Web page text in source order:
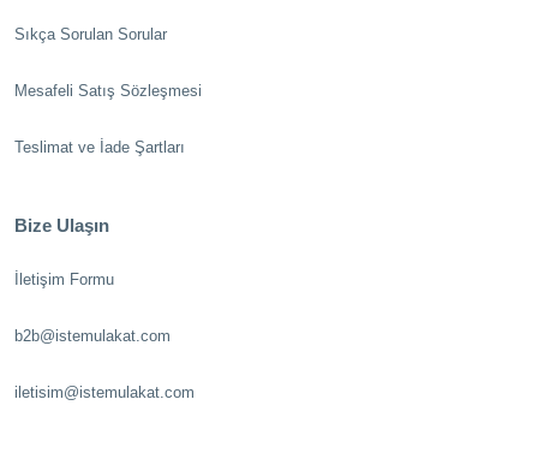
Sıkça Sorulan Sorular
Mesafeli Satış Sözleşmesi
Teslimat ve İade Şartları
Bize Ulaşın
İletişim Formu
b2b@istemulakat.com
iletisim@istemulakat.com